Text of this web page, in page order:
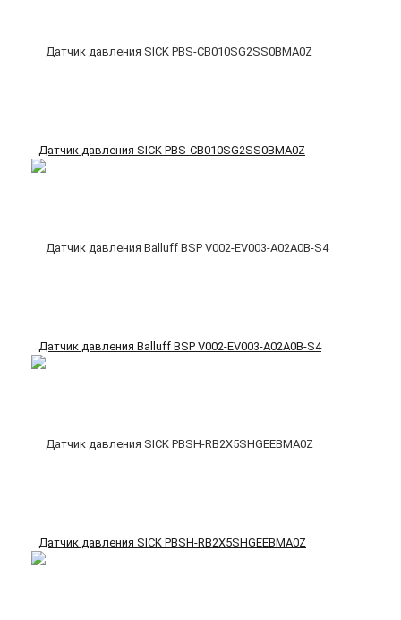
Датчик давления SICK PBS-CB010SG2SS0BMA0Z
Датчик давления Balluff BSP V002-EV003-A02A0B-S4
Датчик давления SICK PBSH-RB2X5SHGEEBMA0Z